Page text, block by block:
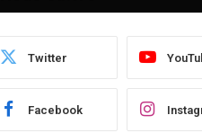
Twitter
Facebook